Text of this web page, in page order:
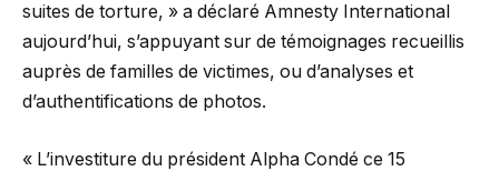
suites de torture, » a déclaré Amnesty International
aujourd’hui, s’appuyant sur de témoignages recueillis
auprès de familles de victimes, ou d’analyses et
d’authentifications de photos.
« L’investiture du président Alpha Condé ce 15